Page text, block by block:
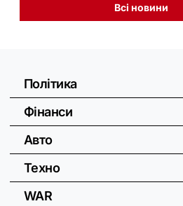
Всі новини
Політика
Фінанси
Авто
Техно
WAR